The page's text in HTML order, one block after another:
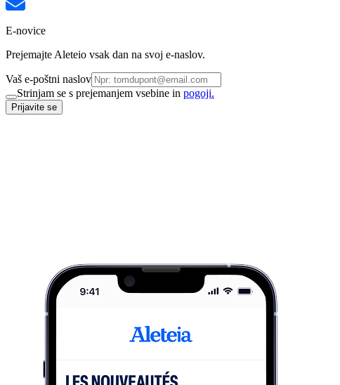
E-novice
Prejemajte Aleteio vsak dan na svoj e-naslov.
Vaš e-poštni naslov
Strinjam se s prejemanjem vsebine in pogoji.
Prijavite se